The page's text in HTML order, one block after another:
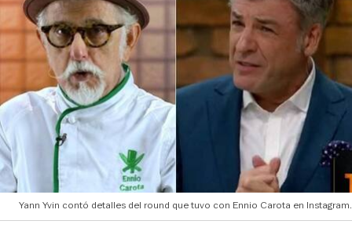
Yann Yvin contó detalles del round que tuvo con Ennio Carota en Instagram.